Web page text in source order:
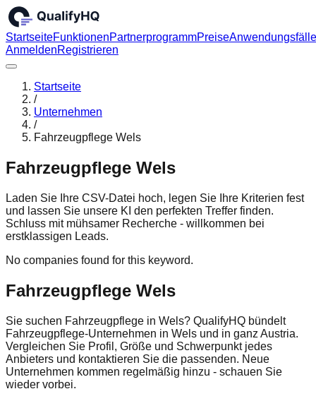
StartseiteFunktionenPartnerprogrammPreiseAnwendungsfälle
AnmeldenRegistrieren
Startseite
/
Unternehmen
/
Fahrzeugpflege Wels
Fahrzeugpflege Wels
Laden Sie Ihre CSV-Datei hoch, legen Sie Ihre Kriterien fest
und lassen Sie unsere KI den perfekten Treffer finden.
Schluss mit mühsamer Recherche - willkommen bei
erstklassigen Leads.
No companies found for this keyword.
Fahrzeugpflege Wels
Sie suchen Fahrzeugpflege in Wels? QualifyHQ bündelt
Fahrzeugpflege-Unternehmen in Wels und in ganz Austria.
Vergleichen Sie Profil, Größe und Schwerpunkt jedes
Anbieters und kontaktieren Sie die passenden. Neue
Unternehmen kommen regelmäßig hinzu - schauen Sie
wieder vorbei.